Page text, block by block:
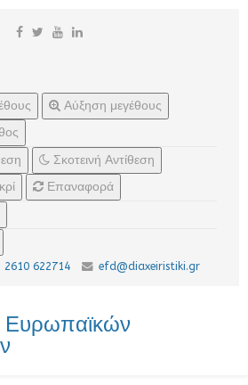
Αύξηση μεγέθους
Σκοτεινή Αντίθεση
Επαναφορά
2610 622714 efd@diaxeiristiki.gr